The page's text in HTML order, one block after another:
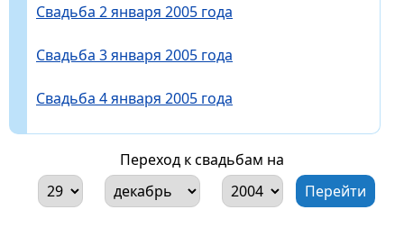
Свадьба 2 января 2005 года
Свадьба 3 января 2005 года
Свадьба 4 января 2005 года
Переход к свадьбам на